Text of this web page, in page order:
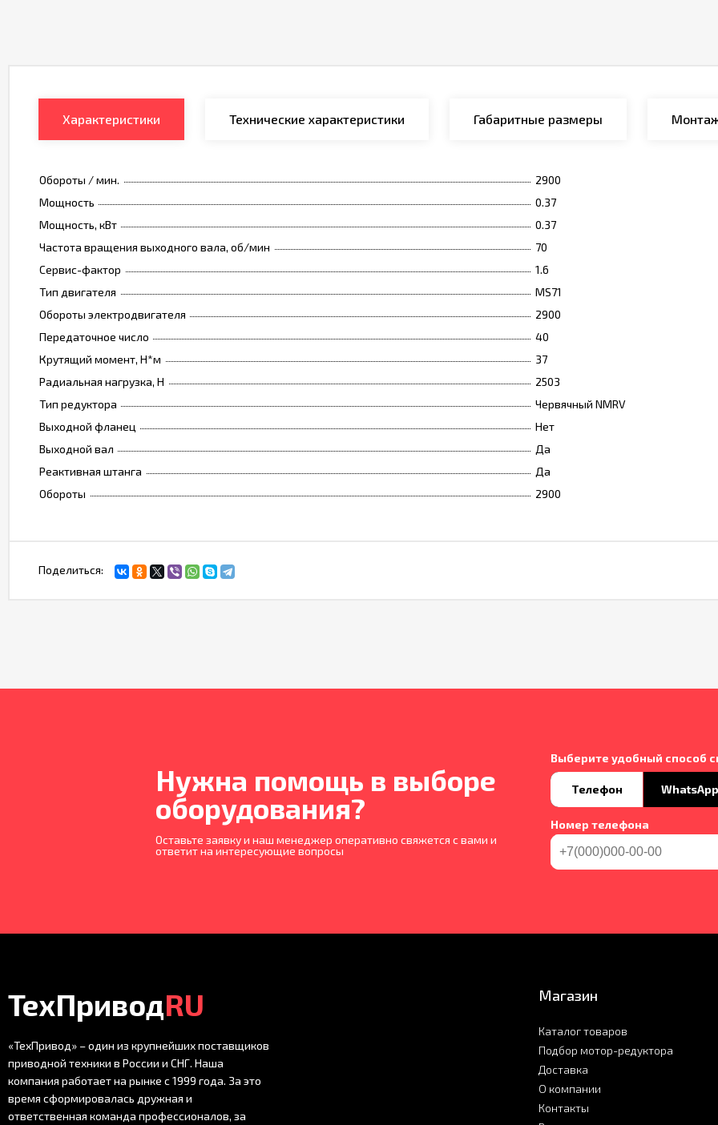
Характеристики Технические характеристики Габаритные размеры
Обороты / мин.
2900
Мощность
0.37
Мощность, кВт
0.37
Частота вращения выходного вала, об/мин
70
Сервис-фактор
1.6
Тип двигателя
MS71
Обороты электродвигателя
2900
Передаточное число
40
Крутящий момент, Н*м
37
Радиальная нагрузка, Н
2503
Тип редуктора
Червячный NMRV
Выходной фланец
Нет
Выходной вал
Да
Реактивная штанга
Да
Обороты
2900
Поделиться:
Нужна помощь в выборе
оборудования?
Оставьте заявку и наш менеджер оперативно свяжется с вами и
ответит на интересующие вопросы
Выберите удобный способ
Телефон WhatsApp
Номер телефона
ТехПриводRU
«ТехПривод» – один из крупнейших поставщиков
приводной техники в России и СНГ. Наша
компания работает на рынке с 1999 года. За это
время сформировалась дружная и
ответственная команда профессионалов, за
Магазин
Каталог товаров
Подбор мотор-редуктора
Доставка
О компании
Контакты